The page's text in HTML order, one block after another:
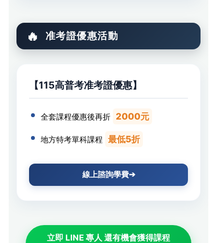
准考證優惠活動
【115高普考准考證優惠】
全套課程優惠後再折 2000元
地方特考單科課程 最低5折
線上諮詢學費➔
立即 LINE 專人 還有機會獲得課程